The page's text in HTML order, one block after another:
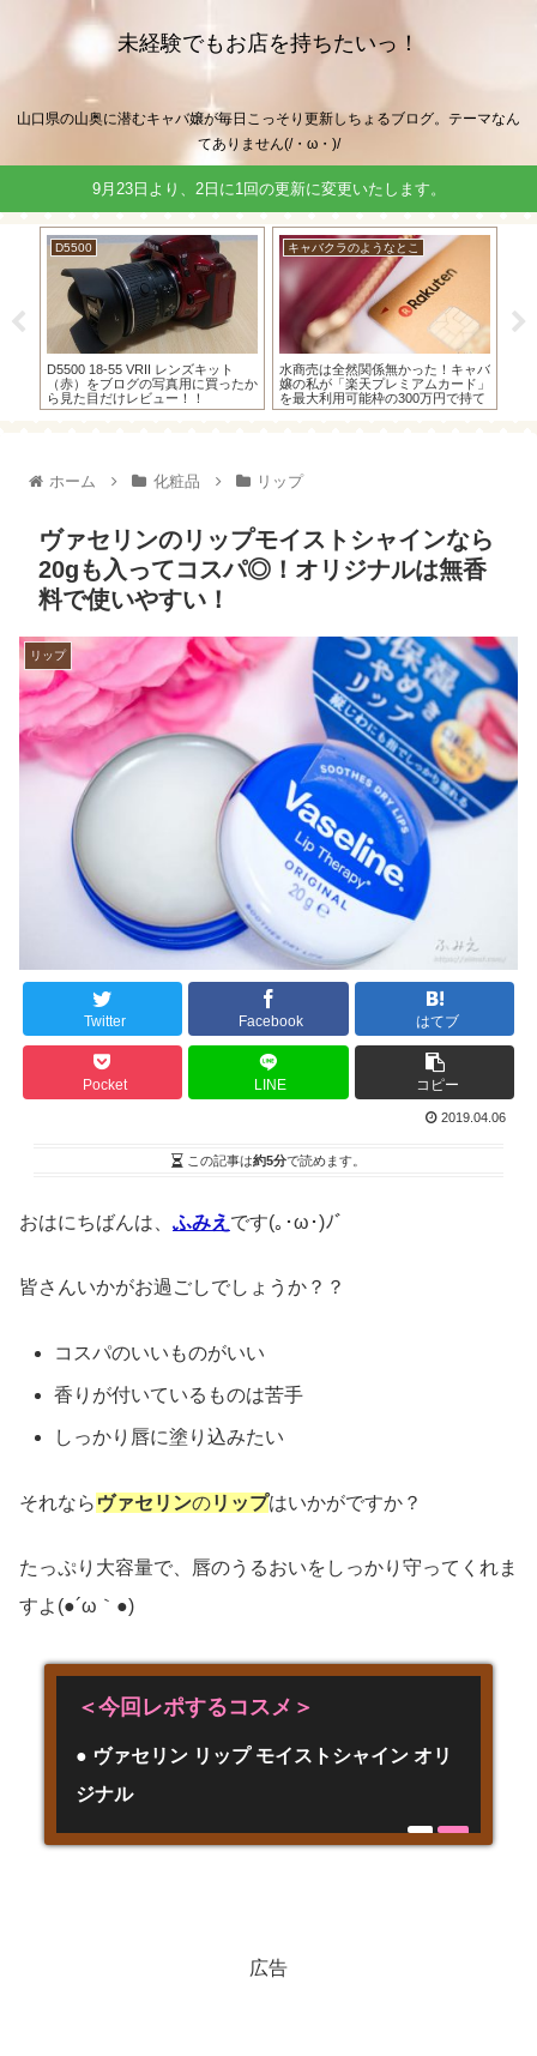
未経験でもお店を持ちたいっ！
山口県の山奥に潜むキャバ嬢が毎日こっそり更新しちょるブログ。テーマなん
てありません(/・ω・)/
9月23日より、2日に1回の更新に変更いたします。
D5500
D5500 18-55 VRII レンズキット
（赤）をブログの写真用に買ったか
ら見た目だけレビュー！！
キャバクラのようなとこ
水商売は全然関係無かった！キャバ
嬢の私が「楽天プレミアムカード」
を最大利用可能枠の300万円で持て
た方法教えます(´っ･ω･)っ
ホーム 化粧品 リップ
ヴァセリンのリップモイストシャインなら
20gも入ってコスパ◎！オリジナルは無香
料で使いやすい！
リップ
Twitter Facebook はてブ
Pocket LINE コピー
2019.04.06
この記事は約5分で読めます。
おはにちばんは、 ふみえ です(｡･ω･)ﾉﾞ
皆さんいかがお過ごしでしょうか？？
コスパのいいものがいい
香りが付いているものは苦手
しっかり唇に塗り込みたい
それなら ヴァセリンのリップはいかがですか？
たっぷり大容量で、唇のうるおいをしっかり守ってくれま
すよ(●´ω｀●)
＜今回レポするコスメ＞
● ヴァセリン リップ モイストシャイン オリ
ジナル
広告